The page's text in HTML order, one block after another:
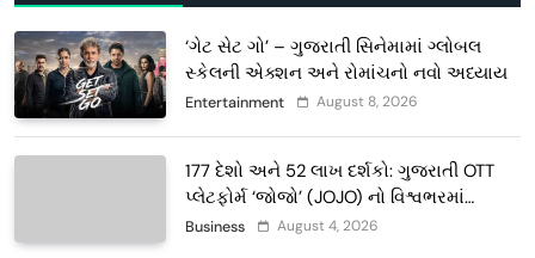
‘ગેટ સેટ ગો’ – ગુજરાતી સિનેમામાં ગ્લોબલ
સ્કેલની એક્શન અને રોમાંચનો નવો અધ્યાય
Entertainment August 8, 2026
177 દેશો અને 52 લાખ દર્શકો: ગુજરાતી OTT
પ્લેટફોર્મ ‘જોજો’ (JOJO) નો વિશ્વભરમાં
દબદબો
Business August 4, 2026